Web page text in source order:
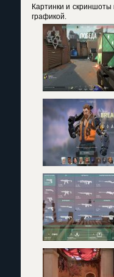
Картинки и
графикой.